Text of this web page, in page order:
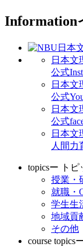
Information
日本文
公式
日本文
公式
日本文
公式
日本文
人間力
topicsー トピ
授業・
就職・
学生生
地域貢
その他
course topics